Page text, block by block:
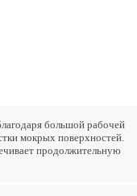
большой рабочей
мокрых поверхностей.
продолжительную